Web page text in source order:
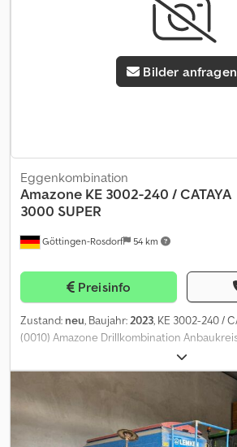
Bilder anfragen
Göttingen-Rosdorf 54 km
Eggenkombination
Amazone KE 3002-240 / CATAYA
3000 SUPER
Preisinfo
Zustand: neu, Baujahr:2023, KE 3002-240 /
(0010) Amazone Drillkombination
Rotamix (0030) EJ649 Gelenkwelle
Seitenschild ausstellbar (0050) Amazone
TRW 3000-600-150 (0070) SN:
(0090) QuickLink und Planierbalken für 2
Aufbausämaschine Cataya 3000 Super
Saatgutbehälter-Aufsatz 440 Elektr.